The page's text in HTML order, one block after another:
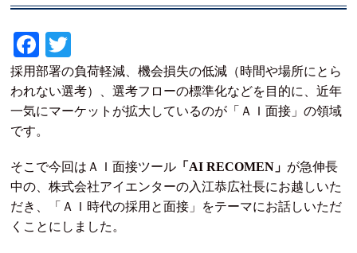
Fa
ce
bo
ok
wi
tte
r
採用部署の負荷軽減、機会損失の低減（時間や場所にとら
われない選考）、選考フローの標準化などを目的に、近年
一気にマーケットが拡大しているのが「ＡＩ面接」の領域
です。
そこで今回はＡＩ面接ツール 「AI RECOMEN」 が急伸長
中の、株式会社アイエンターの入江恭広社長にお越しいた
だき、「ＡＩ時代の採用と面接」をテーマにお話しいただ
くことにしました。